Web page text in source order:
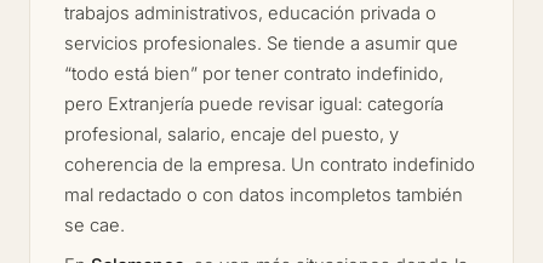
trabajos administrativos, educación privada o
servicios profesionales. Se tiende a asumir que
“todo está bien” por tener contrato indefinido,
pero Extranjería puede revisar igual: categoría
profesional, salario, encaje del puesto, y
coherencia de la empresa. Un contrato indefinido
mal redactado o con datos incompletos también
se cae.